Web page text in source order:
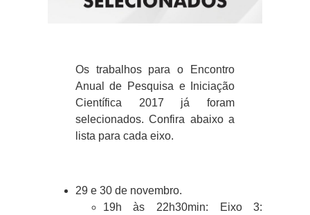
Os trabalhos para o Encontro
Anual de Pesquisa e Iniciação
Científica 2017 já foram
selecionados. Confira abaixo a
lista para cada eixo.
29 e 30 de novembro.
19h às 22h30min: Eixo 3: